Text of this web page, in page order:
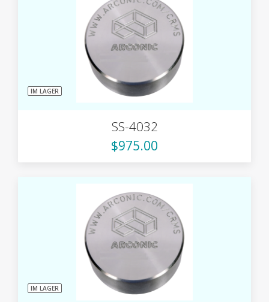
IM LAGER
SS-4032
$975.00
IM LAGER